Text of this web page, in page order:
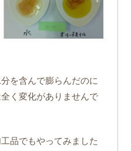
を含んで膨らんだのに
く変化がありませんで
品でもやってみました